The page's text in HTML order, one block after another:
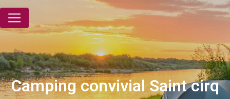
Camping convivial Saint cirq
Panneau de gestion des cookies